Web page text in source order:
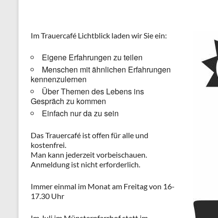
Im Trauercafé Lichtblick laden wir Sie ein:
Eigene Erfahrungen zu teilen
Menschen mit ähnlichen Erfahrungen
kennenzulernen
Über Themen des Lebens ins
Gespräch zu kommen
Einfach nur da zu sein
Das Trauercafé ist offen für alle und
kostenfrei.
Man kann jederzeit vorbeischauen.
Anmeldung ist nicht erforderlich.
Immer einmal im Monat am Freitag von 16-
17.30 Uhr